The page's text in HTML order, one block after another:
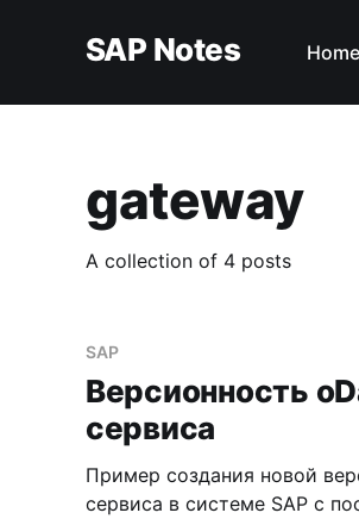
SAP Notes Home
gateway
A collection of 4 posts
SAP
Версионность
сервиса
Пример создания новой
сервиса в системе SAP с